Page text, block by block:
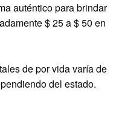
auténtico para brindar
$ 25 a $ 50 en
de por vida varía de
del estado.